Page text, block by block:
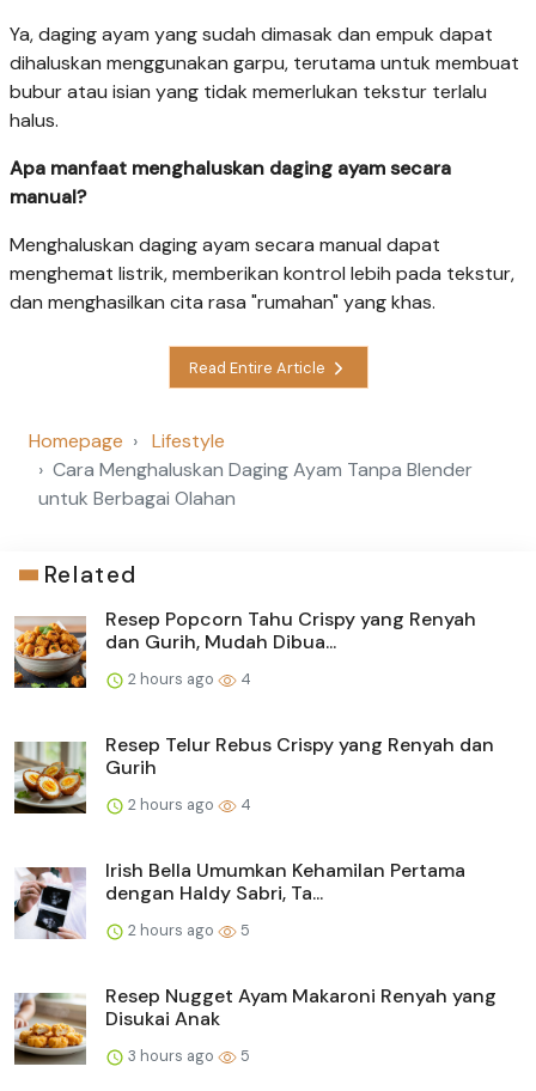
Ya, daging ayam yang sudah dimasak dan empuk dapat
dihaluskan menggunakan garpu, terutama untuk membuat
bubur atau isian yang tidak memerlukan tekstur terlalu
halus.
Apa manfaat menghaluskan daging ayam secara
manual?
Menghaluskan daging ayam secara manual dapat
menghemat listrik, memberikan kontrol lebih pada tekstur,
dan menghasilkan cita rasa "rumahan" yang khas.
Read Entire Article
Homepage
Lifestyle
Cara Menghaluskan Daging Ayam Tanpa Blender
untuk Berbagai Olahan
Related
Resep Popcorn Tahu Crispy yang Renyah
dan Gurih, Mudah Dibua...
2 hours ago 4
Resep Telur Rebus Crispy yang Renyah dan
Gurih
2 hours ago 4
Irish Bella Umumkan Kehamilan Pertama
dengan Haldy Sabri, Ta...
2 hours ago 5
Resep Nugget Ayam Makaroni Renyah yang
Disukai Anak
3 hours ago 5